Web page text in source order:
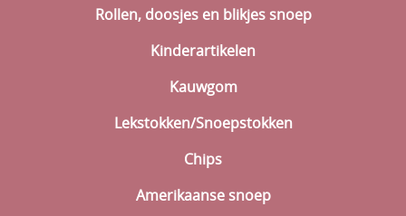
Rollen, doosjes en blikjes snoep
Kinderartikelen
Kauwgom
Lekstokken/Snoepstokken
Chips
Amerikaanse snoep